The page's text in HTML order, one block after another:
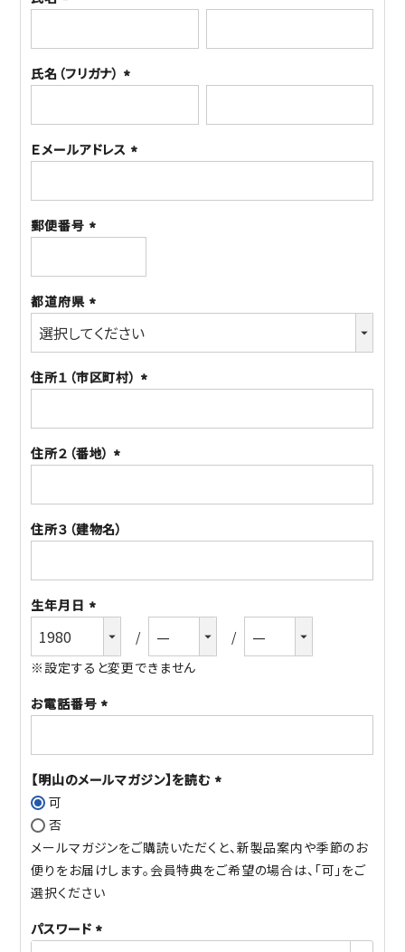
須)
氏名（フリガナ）
須)
Ｅメールアドレス
須)
郵便番号
須)
都道府県
(必
須)
住所１（市区町村）
須)
住所２（番地）
須)
住所３（建物名）
生年月日
須)
※設定すると変更できません
お電話番号
須)
【明山のメールマガジン】を読む
可
否
メールマガジンをご購読いただくと、新製品案内や季節のお
便りをお届けします。会員特典をご希望の場合は、「可」をご
選択ください
パスワード